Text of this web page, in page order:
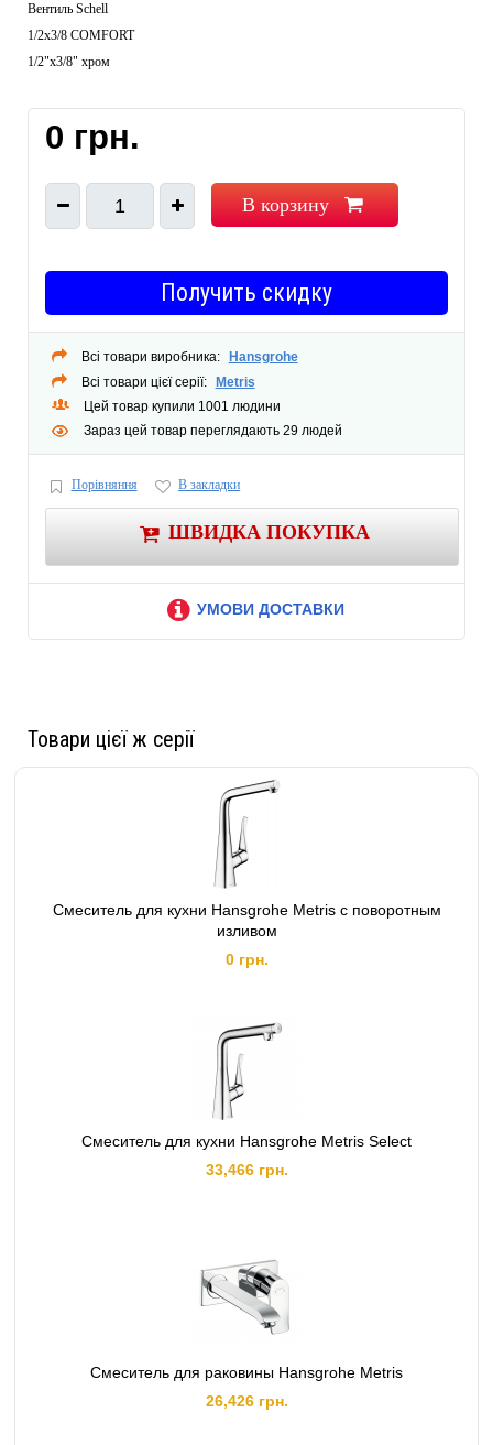
Монтажные отверстия: 1
Гибкая подводка
Производитель: Германия
Вентиль Schell
1/2х3/8 COMFORT
1/2"х3/8" хром
0 грн.
1 В корзину
Получить скидку
Всі товари виробника:
Hansgrohe
Всі товари цієї серії:
Metris
Цей товар купили 1001 людини
Зараз цей товар переглядають 29 людей
Порівняння В закладки
ШВИДКА ПОКУПКА
УМОВИ ДОСТАВКИ
Товари цієї ж серії
Смеситель для кухни Hansgrohe Metris с поворотным
изливом
0 грн.
Смеситель для кухни Hansgrohe Metris Select
33,466 грн.
Смеситель для раковины Hansgrohe Metris
26,426 грн.